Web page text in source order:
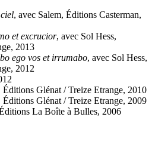
, avec Salem, Éditions Casterman,
et excrucior, avec Sol Hess,
2013
ego vos et irrumabo, avec Sol Hess,
2012
Éditions Glénat / Treize Etrange, 2010
Éditions Glénat / Treize Etrange, 2009
La Boîte à Bulles, 2006